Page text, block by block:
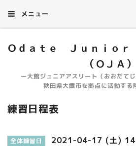
メニュー
Ｏｄａｔｅ Ｊｕｎｉｏｒ
（ＯＪＡ）
ー大館ジュニアアスリート（おおだて
秋田県大館市を拠点に活動する
練習日程表
全体練習日 2021-04-17 (土)